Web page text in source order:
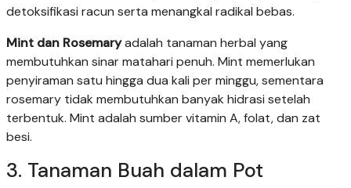
detoksifikasi racun serta menangkal radikal bebas.
Mint dan Rosemaryadalah tanaman herbal yang
membutuhkan sinar matahari penuh. Mint memerlukan
penyiraman satu hingga dua kali per minggu, sementara
rosemary tidak membutuhkan banyak hidrasi setelah
terbentuk. Mint adalah sumber vitamin A, folat, dan zat
besi.
3. Tanaman Buah dalam Pot